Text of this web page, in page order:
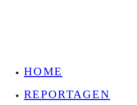
HOME
REPORTAGEN